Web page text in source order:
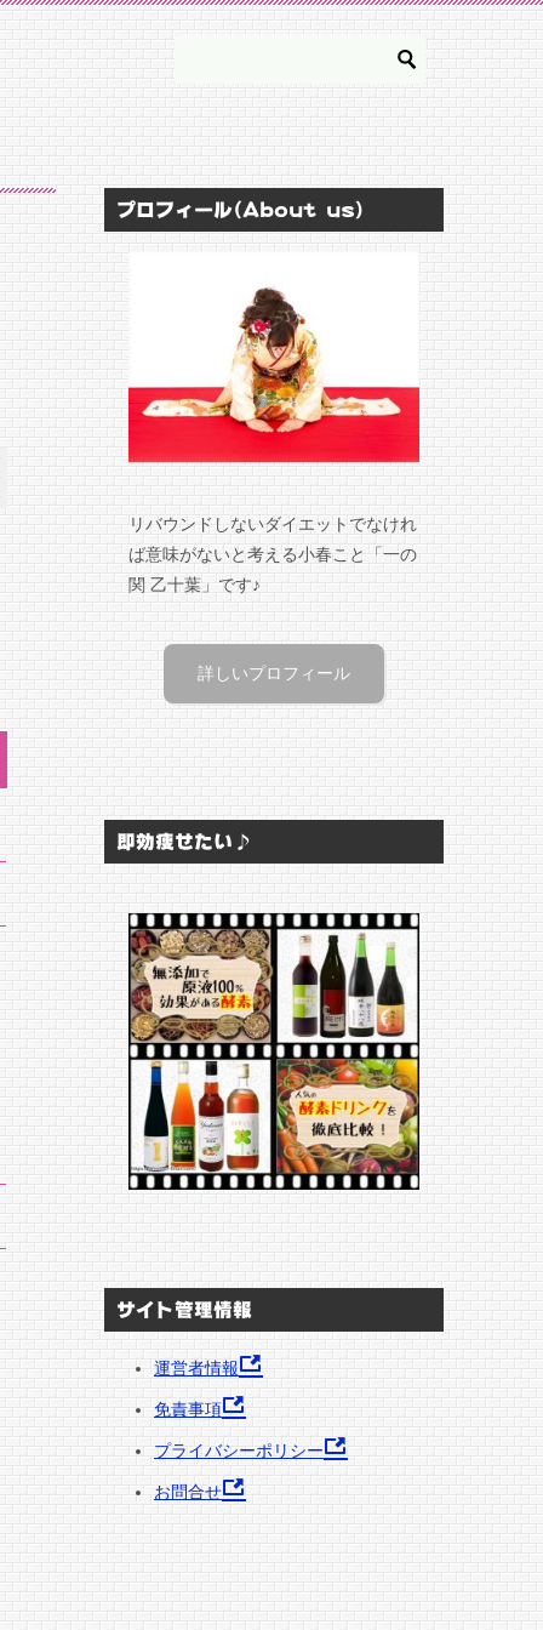
プロフィール(About us)
リバウンドしないダイエットでなけれ
ば意味がないと考える小春こと「一の
関 乙十葉」です♪
詳しいプロフィール
即効痩せたい♪
サイト管理情報
運営者情報
免責事項
プライバシーポリシー
お問合せ